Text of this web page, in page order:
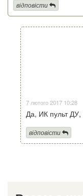
відповісти
7 лютого 2017 10:28
Да, ИК пульт ДУ,
відповісти